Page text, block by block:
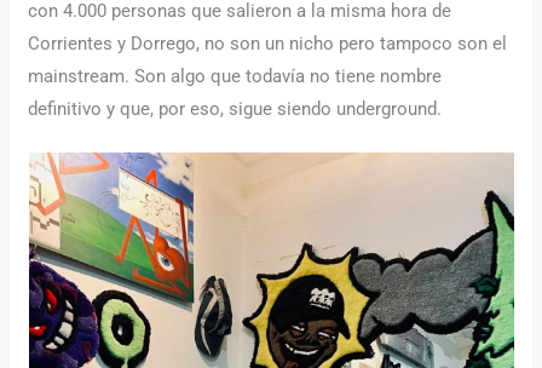
con 4.000 personas que salieron a la misma hora de
Corrientes y Dorrego, no son un nicho pero tampoco son el
mainstream. Son algo que todavía no tiene nombre
definitivo y que, por eso, sigue siendo underground.